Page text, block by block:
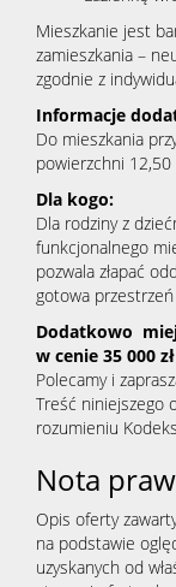
Mieszkanie jest
zamieszkania –
zgodnie z
Informacje
Do mieszkania
powierzchni 12,50
Dla kogo:
Dla rodziny z
funkcjonalnego
pozwala złapać
gotowa
Dodatkowo
w cenie 35 000 zł
Polecamy i
Treść niniejszego
rozumieniu
Nota
Opis oferty
na podstawie
uzyskanych od